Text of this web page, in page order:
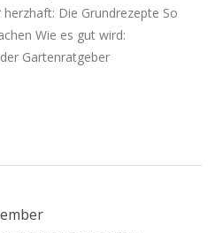
Die Grundrezepte So
Wie es gut wird:
Gartenratgeber